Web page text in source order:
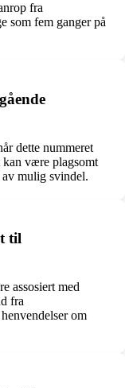
fra
som fem ganger på
dette nummeret
kan være plagsomt
mulig svindel.
til
assosiert med
fra
om